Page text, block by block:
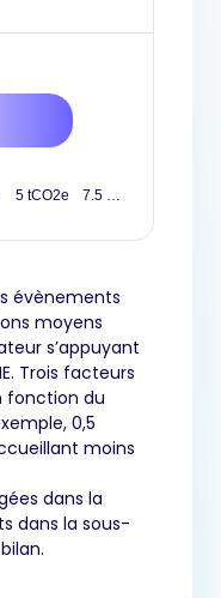
5 tCO2e 7.5 …
évènements
moyens
s’appuyant
Trois facteurs
fonction du
0,5
moins
dans la
dans la sous-